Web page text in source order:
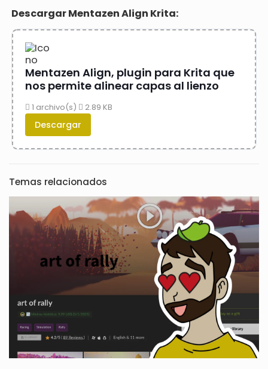
Descargar Mentazen Align Krita:
Mentazen Align, plugin para Krita que
nos permite alinear capas al lienzo
1 archivo(s) 2.89 KB
Descargar
Temas relacionados